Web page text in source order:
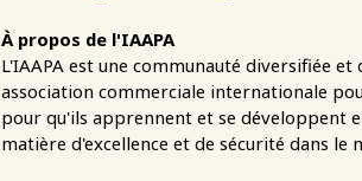
À propos de l'IAAPA
L'IAAPA est une communauté diversifiée
association commerciale internationale
pour qu'ils apprennent et se développent
matière d'excellence et de sécurité dans le